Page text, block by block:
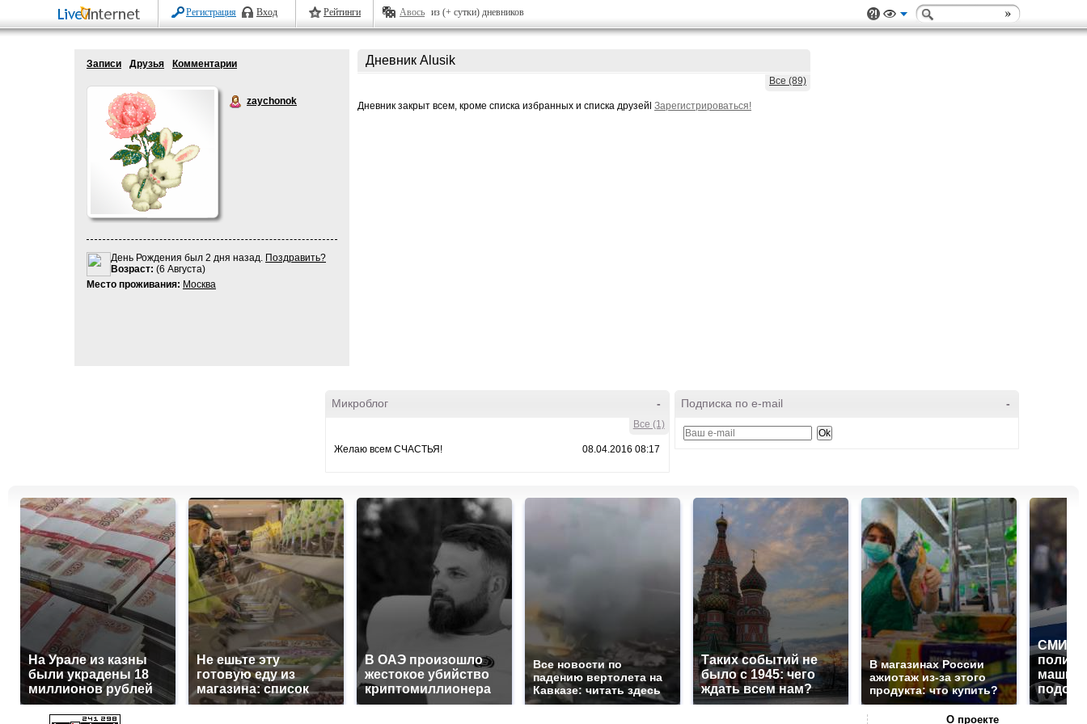
Регистрация Вход Рейтинги Авось из (+ сутки) дневников
Записи Друзья Комментарии
zaychonok
День Рождения был 2 дня назад. Поздравить?
Возраст: (6 Августа)
Место проживания: Москва
Дневник Alusik
Все (89)
Дневник закрыт всем, кроме списка избранных и списка друзейl Зарегистрироваться!
-
Микроблог
Все (1)
Желаю всем СЧАСТЬЯ! 08.04.2016 08:17
-
Подписка по e-mail
На Урале из казны
были украдены 18
миллионов рублей
Не ешьте эту
готовую еду из
магазина: список
В ОАЭ произошло
жестокое убийство
криптомиллионера
Все новости по
падению вертолета на
Кавказе: читать здесь
Таких событий не
было с 1945: чего
ждать всем нам?
В магазинах России
ажиотаж из-за этого
продукта: что купить?
СМИ: В
О проекте